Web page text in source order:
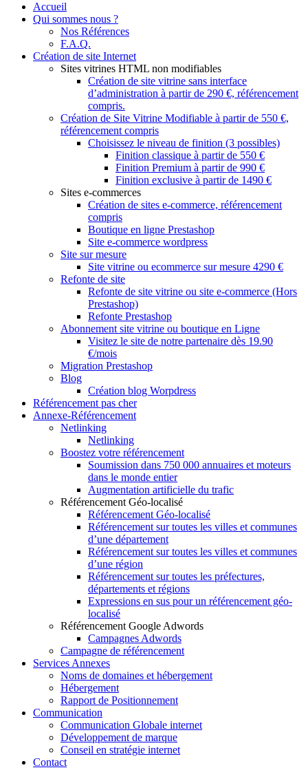
Accueil
Qui sommes nous ?
Nos Références
F.A.Q.
Création de site Internet
Sites vitrines HTML non modifiables
Création de site vitrine sans interface
d’administration à partir de 290 €, référencement
compris.
Création de Site Vitrine Modifiable à partir de 550 €,
référencement compris
Choisissez le niveau de finition (3 possibles)
Finition classique à partir de 550 €
Finition Premium à partir de 990 €
Finition exclusive à partir de 1490 €
Sites e-commerces
Création de sites e-commerce, référencement
compris
Boutique en ligne Prestashop
Site e-commerce wordpress
Site sur mesure
Site vitrine ou ecommerce sur mesure 4290 €
Refonte de site
Refonte de site vitrine ou site e-commerce (Hors
Prestashop)
Refonte Prestashop
Abonnement site vitrine ou boutique en Ligne
Visitez le site de notre partenaire dès 19.90
€/mois
Migration Prestashop
Blog
Création blog Worpdress
Référencement pas cher
Annexe-Référencement
Netlinking
Netlinking
Boostez votre référencement
Soumission dans 750 000 annuaires et moteurs
dans le monde entier
Augmentation artificielle du trafic
Référencement Géo-localisé
Référencement Géo-localisé
Référencement sur toutes les villes et communes
d’une département
Référencement sur toutes les villes et communes
d’une région
Référencement sur toutes les préfectures,
départements et régions
Expressions en sus pour un référencement géo-
localisé
Référencement Google Adwords
Campagnes Adwords
Campagne de référencement
Services Annexes
Noms de domaines et hébergement
Hébergement
Rapport de Positionnement
Communication
Communication Globale internet
Développement de marque
Conseil en stratégie internet
Contact